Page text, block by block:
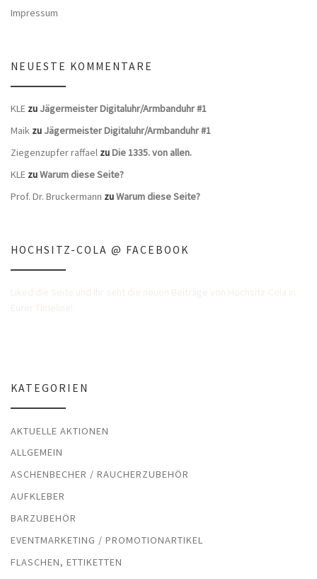
Impressum
NEUESTE KOMMENTARE
KLE zu Jägermeister Digitaluhr/Armbanduhr #1
Maik zu Jägermeister Digitaluhr/Armbanduhr #1
Ziegenzupfer raffael zuDie 1335. von allen.
KLE zuWarum diese Seite?
Prof. Dr. Bruckermann zuWarum diese Seite?
HOCHSITZ-COLA @ FACEBOOK
KATEGORIEN
AKTUELLE AKTIONEN
ALLGEMEIN
ASCHENBECHER / RAUCHERZUBEHÖR
AUFKLEBER
BARZUBEHÖR
EVENTMARKETING / PROMOTIONARTIKEL
FLASCHEN, ETTIKETTEN